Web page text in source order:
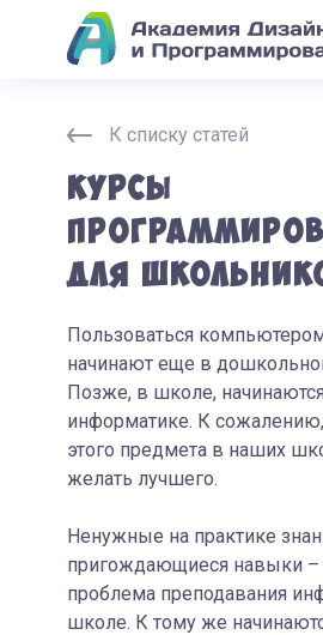
К списку статей
Курсы
для
Пользоваться
начинают еще в
Позже, в школе,
информатике. К
этого предмета в наших
желать лучшего.
Ненужные на практике
пригождающиеся навыки –
проблема преподавания
школе. К тому же